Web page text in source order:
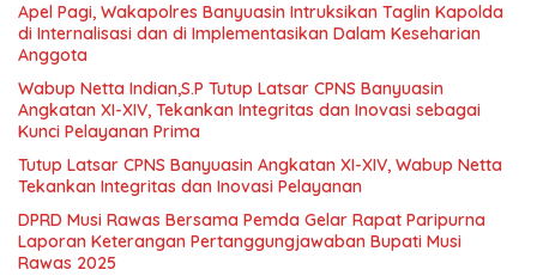
Apel Pagi, Wakapolres Banyuasin Intruksikan Taglin Kapolda
di Internalisasi dan di Implementasikan Dalam Keseharian
Anggota
Wabup Netta Indian,S.P Tutup Latsar CPNS Banyuasin
Angkatan XI-XIV, Tekankan Integritas dan Inovasi sebagai
Kunci Pelayanan Prima
Tutup Latsar CPNS Banyuasin Angkatan XI-XIV, Wabup Netta
Tekankan Integritas dan Inovasi Pelayanan
DPRD Musi Rawas Bersama Pemda Gelar Rapat Paripurna
Laporan Keterangan Pertanggungjawaban Bupati Musi
Rawas 2025